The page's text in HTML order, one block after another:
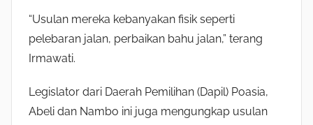
“Usulan mereka kebanyakan fisik seperti
pelebaran jalan, perbaikan bahu jalan,” terang
Irmawati.
Legislator dari Daerah Pemilihan (Dapil) Poasia,
Abeli dan Nambo ini juga mengungkap usulan